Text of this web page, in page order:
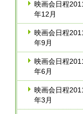
映画会日程
年12月
映画会日程
年9月
映画会日程
年6月
映画会日程
年3月